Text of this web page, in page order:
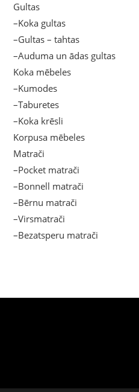
Gultas
–Koka gultas
–Gultas – tahtas
–Auduma un ādas gultas
Koka mēbeles
–Kumodes
–Taburetes
–Koka krēsli
Korpusa mēbeles
Matrači
–Pocket matrači
–Bonnell matrači
–Bērnu matrači
–Virsmatrači
–Bezatsperu matrači